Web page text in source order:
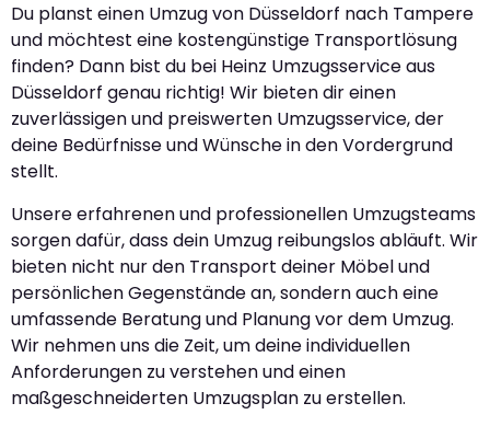
Du planst einen Umzug von Düsseldorf nach Tampere
und möchtest eine kostengünstige Transportlösung
finden? Dann bist du bei Heinz Umzugsservice aus
Düsseldorf genau richtig! Wir bieten dir einen
zuverlässigen und preiswerten Umzugsservice, der
deine Bedürfnisse und Wünsche in den Vordergrund
stellt.
Unsere erfahrenen und professionellen Umzugsteams
sorgen dafür, dass dein Umzug reibungslos abläuft. Wir
bieten nicht nur den Transport deiner Möbel und
persönlichen Gegenstände an, sondern auch eine
umfassende Beratung und Planung vor dem Umzug.
Wir nehmen uns die Zeit, um deine individuellen
Anforderungen zu verstehen und einen
maßgeschneiderten Umzugsplan zu erstellen.